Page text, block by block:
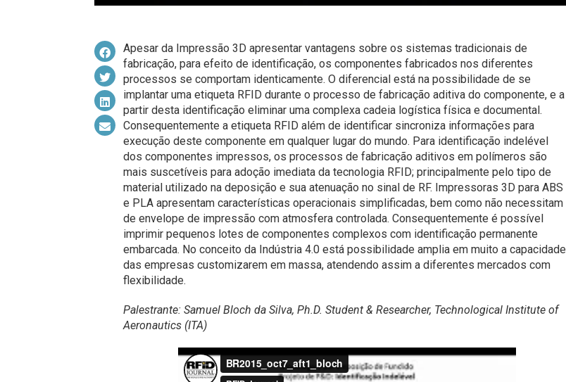
Apesar da Impressão 3D apresentar vantagens sobre os sistemas tradicionais de
fabricação, para efeito de identificação, os componentes fabricados nos diferentes
processos se comportam identicamente. O diferencial está na possibilidade de se
implantar uma etiqueta RFID durante o processo de fabricação aditiva do componente, e a
partir desta identificação eliminar uma complexa cadeia logística física e documental.
Consequentemente a etiqueta RFID além de identificar sincroniza informações para
execução deste componente em qualquer lugar do mundo. Para identificação indelével
dos componentes impressos, os processos de fabricação aditivos em polímeros são
mais suscetíveis para adoção imediata da tecnologia RFID; principalmente pelo tipo de
material utilizado na deposição e sua atenuação no sinal de RF. Impressoras 3D para ABS
e PLA apresentam características operacionais simplificadas, bem como não necessitam
de envelope de impressão com atmosfera controlada. Consequentemente é possível
imprimir pequenos lotes de componentes complexos com identificação permanente
embarcada. No conceito da Indústria 4.0 está possibilidade amplia em muito a capacidade
das empresas customizarem em massa, atendendo assim a diferentes mercados com
flexibilidade.
Palestrante: Samuel Bloch da Silva, Ph.D. Student & Researcher, Technological Institute of
Aeronautics (ITA)